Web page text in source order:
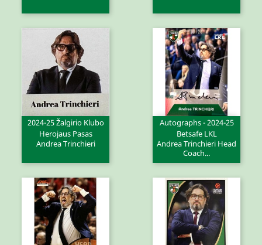
2024-25 Žalgirio Klubo
Herojaus Pasas
Andrea Trinchieri
Autographs - 2024-25
Betsafe LKL
Andrea Trinchieri Head
Coach...